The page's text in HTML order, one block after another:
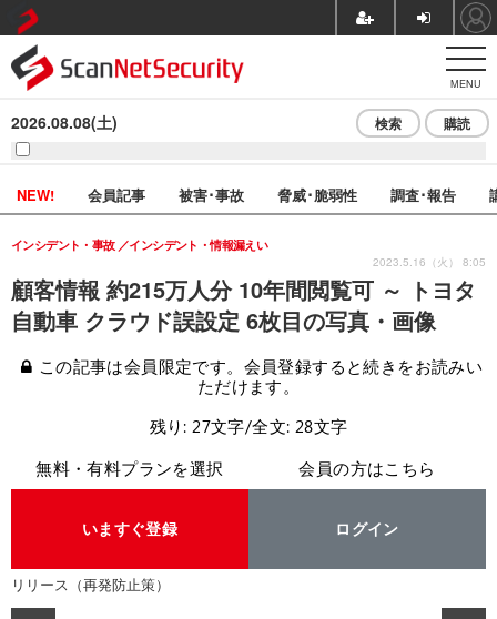
MENU
2026.08.08(土) 検索 購読
NEW! 会員記事 被害･事故 脅威･脆弱性 調査･報告
顧客情報 約215万人分 10年間閲覧可 ～ トヨタ
自動車 クラウド誤設定 6枚目の写真・画像
インシデント・事故 インシデント・情報漏えい
2023.5.16（火） 8:05
この記事は会員限定です。会員登録すると続きをお読みい
ただけます。
残り: 27文字/全文: 28文字
無料・有料プランを選択
いますぐ登録
会員の方はこちら
ログイン
リリース（再発防止策）